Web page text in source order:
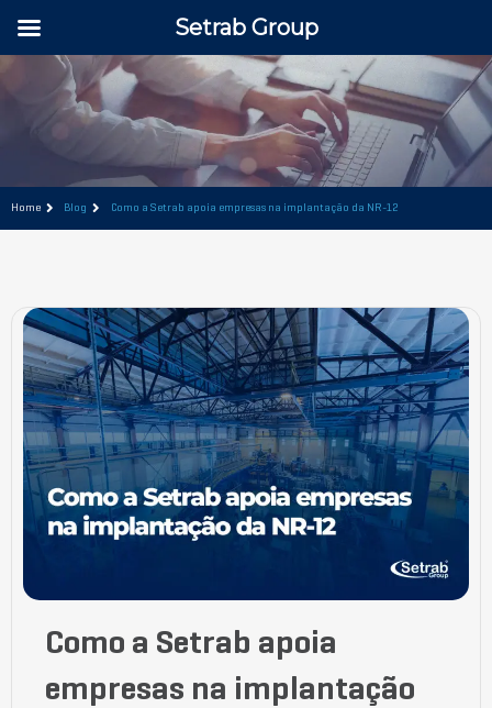
Home Blog Como a Setrab apoia empresas na implantação da NR-12
Como a Setrab apoia
empresas na implantação
Setrab Group